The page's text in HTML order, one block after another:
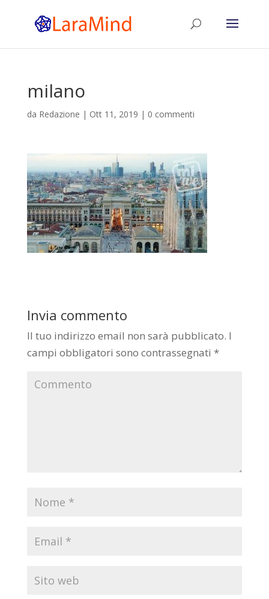
milano
da Redazione | Ott 11, 2019 | 0 commenti
Invia commento
Il tuo indirizzo email non sarà pubblicato. I
campi obbligatori sono contrassegnati *